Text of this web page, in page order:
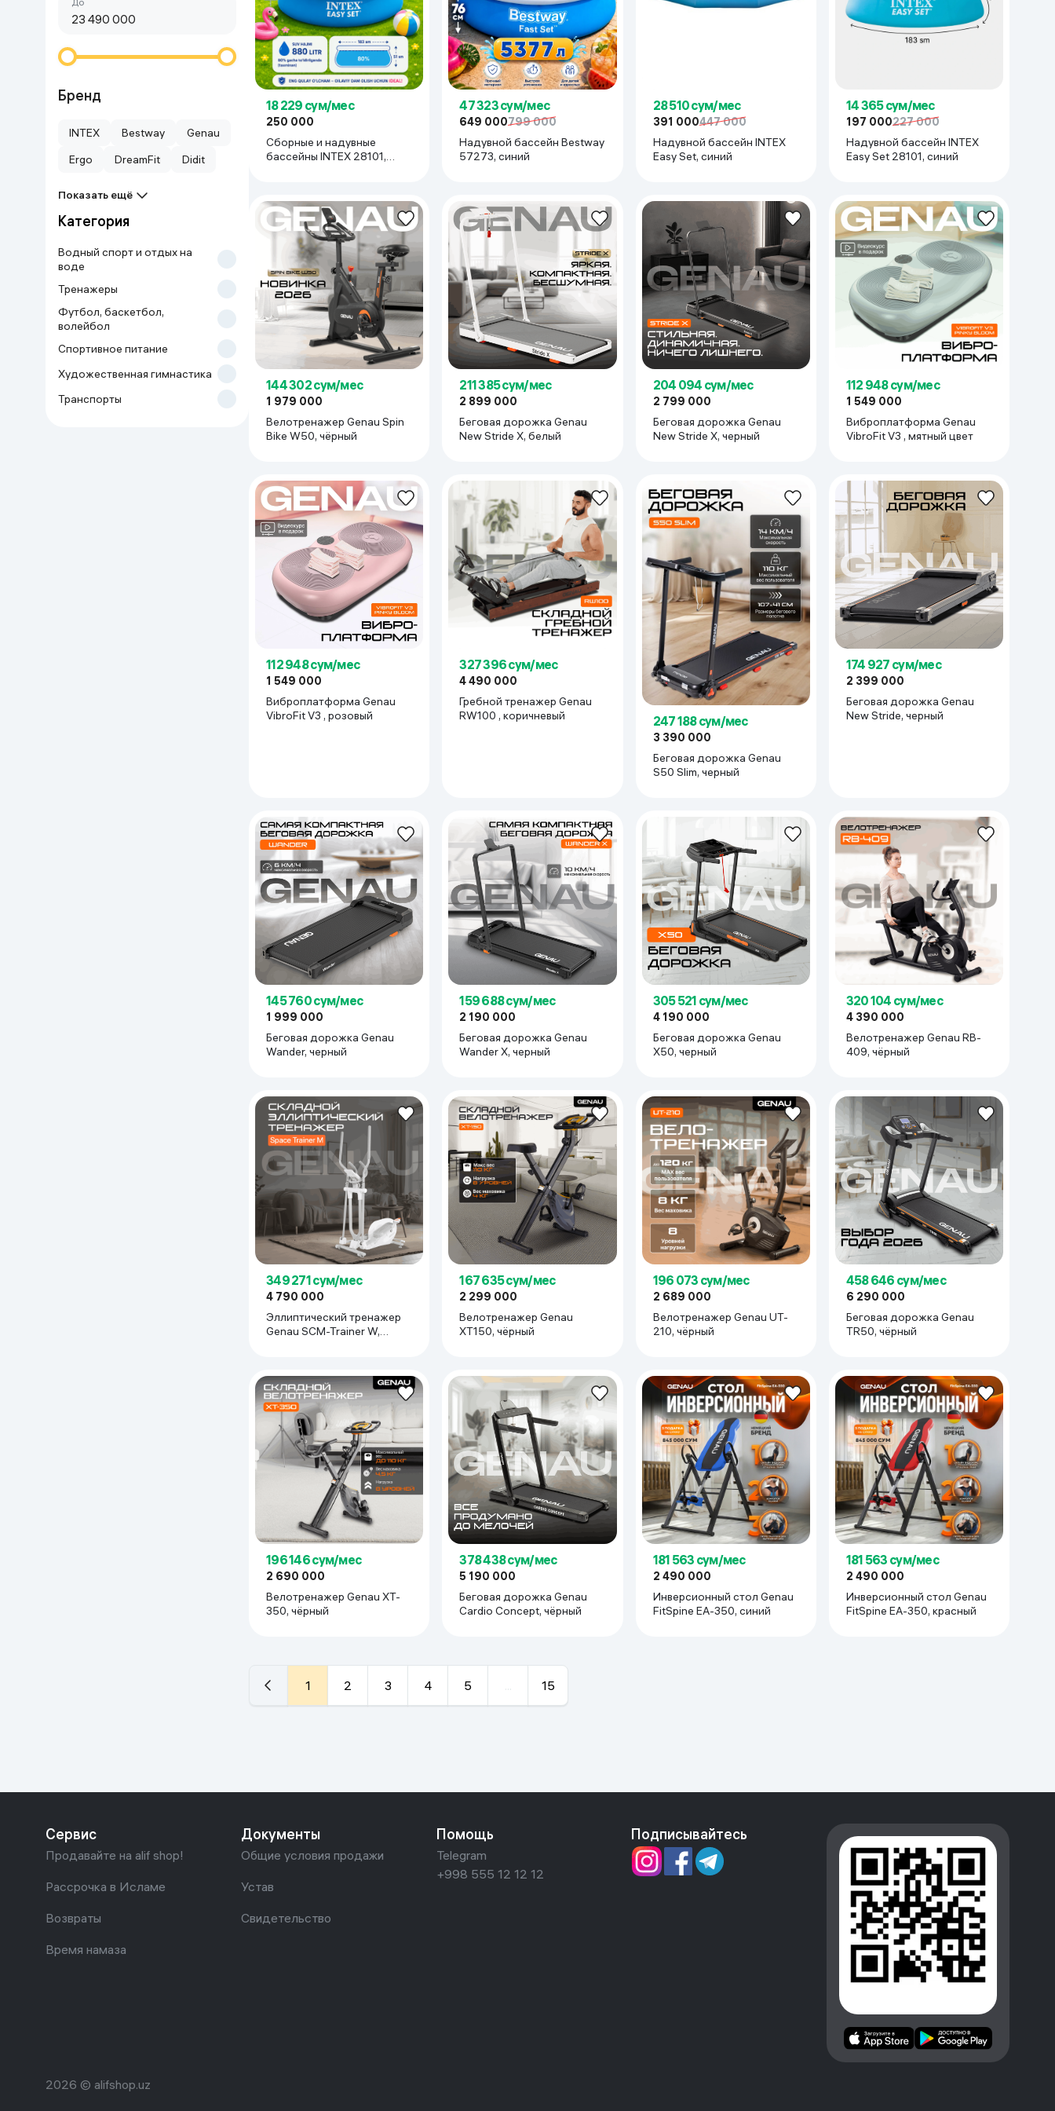
Спортивные товары
Строительство и ремонт
Ювелирные изделия
Товары для дома
Дом и сад
Очки виртуальной реальности
Умные очки
Бренд
INTEX Bestway
Genau
Ergo
DreamFit Didit
Показать ещё
Категория
Водный спорт и отдых на
воде
Тренажеры
Футбол, баскетбол,
волейбол
Спортивное питание
Художественная гимнастика
Транспорты
18 229 сум/мес
250 000
Сборные и надувные
бассейны INTEX 28101,
47 323 сум/мес
649 000799 000
Надувной бассейн Bestway
57273, синий
28 510 сум/мес
391 000447 000
Надувной бассейн INTEX
Easy Set, синий
14 365 сум/мес
197 000227 000
Надувной бассейн INTEX
Easy Set 28101, синий
144 302 сум/мес
1 979 000
Велотренажер Genau Spin
Bike W50, чёрный
211 385 сум/мес
2 899 000
Беговая дорожка Genau
New Stride X, белый
204 094 сум/мес
2 799 000
Беговая дорожка Genau
New Stride X, черный
112 948 сум/мес
1 549 000
Виброплатформа Genau
VibroFit V3 , мятный цвет
112 948 сум/мес
1 549 000
Виброплатформа Genau
VibroFit V3 , розовый
327 396 сум/мес
4 490 000
Гребной тренажер Genau
RW100 , коричневый
247 188 сум/мес
3 390 000
Беговая дорожка Genau
S50 Slim, черный
174 927 сум/мес
2 399 000
Беговая дорожка Genau
New Stride, черный
145 760 сум/мес
1 999 000
Беговая дорожка Genau
Wander, черный
159 688 сум/мес
2 190 000
Беговая дорожка Genau
Wander X, черный
305 521 сум/мес
4 190 000
Беговая дорожка Genau
X50, черный
320 104 сум/мес
4 390 000
Велотренажер Genau RB-
409, чёрный
349 271 сум/мес
4 790 000
Эллиптический тренажер
Genau SCM-Trainer W,
167 635 сум/мес
2 299 000
Велотренажер Genau
XT150, чёрный
196 073 сум/мес
2 689 000
Велотренажер Genau UT-
210, чёрный
458 646 сум/мес
6 290 000
Беговая дорожка Genau
TR50, чёрный
196 146 сум/мес
2 690 000
Велотренажер Genau XT-
350, чёрный
378 438 сум/мес
5 190 000
Беговая дорожка Genau
Cardio Concept, чёрный
181 563 сум/мес
2 490 000
Инверсионный стол Genau
FitSpine EA-350, синий
181 563 сум/мес
2 490 000
Инверсионный стол Genau
FitSpine EA-350, красный
1 2 3 4 5 ... 15
Сервис
Продавайте на alif shop!
Рассрочка в Исламе
Возвраты
Время намаза
Документы
Общие условия продажи
Устав
Свидетельство
Помощь
Telegram
+998 555 12 12 12
Подписывайтесь
2026 © alifshop.uz